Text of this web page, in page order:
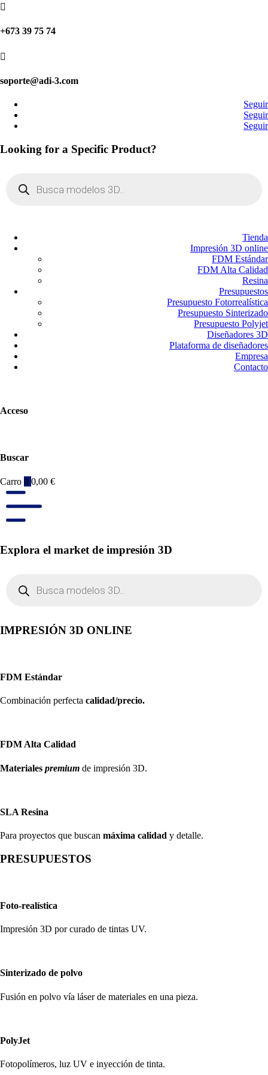

+673 39 75 74

soporte@adi-3.com
Seguir
Seguir
Seguir
Looking for a Specific Product?
productos
Tienda
Impresión 3D online
FDM Estándar
FDM Alta Calidad
Resina
Presupuestos
Presupuesto Fotorrealística
Presupuesto Sinterizado
Presupuesto Polyjet
Diseñadores 3D
Plataforma de diseñadores
Empresa
Contacto
Acceso
Buscar
Carro 0 0,00 €
Explora el market de impresión 3D
productos
IMPRESIÓN 3D ONLINE
FDM Estándar
Combinación perfecta calidad/precio.
FDM Alta Calidad
Materiales premium de impresión 3D.
SLA Resina
Para proyectos que buscan máxima calidad y detalle.
PRESUPUESTOS
Foto-realística
Impresión 3D por curado de tintas UV.
Sinterizado de polvo
Fusión en polvo vía láser de materiales en una pieza.
PolyJet
Fotopolímeros, luz UV e inyección de tinta.